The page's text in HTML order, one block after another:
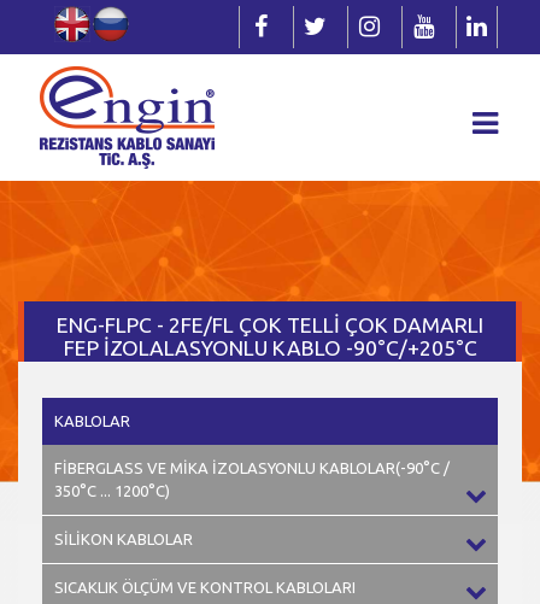
ENG-FLPC - 2FE/FL ÇOK TELLİ ÇOK DAMARLI
FEP İZOLALASYONLU KABLO -90°C/+205°C
KABLOLAR
FİBERGLASS VE MİKA İZOLASYONLU KABLOLAR(-90°C /
350°C ... 1200°C)
SİLİKON KABLOLAR
SICAKLIK ÖLÇÜM VE KONTROL KABLOLARI